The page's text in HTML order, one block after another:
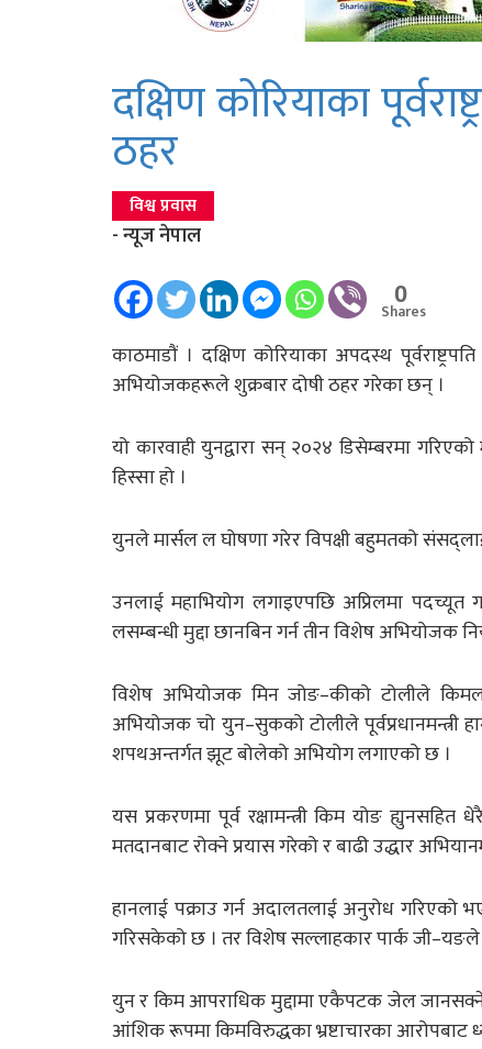
दक्षिण कोरियाका
ठहर
विश्व प्रवास
- न्यूज नेपाल
0
Shares
काठमाडौं । दक्षिण कोरियाका अपदस्थ
अभियोजकहरूले शुक्रबार दोषी ठहर गरेका छन् ।
यो कारवाही युनद्वारा सन् २०२४ डिसेम्बरमा
हिस्सा हो ।
युनले मार्सल ल घोषणा गरेर विपक्षी बहुमतको
उनलाई महाभियोग लगाइएपछि अप्रिलमा पदच्यूत
लसम्बन्धी मुद्दा छानबिन गर्न तीन विशेष अभियोजक
विशेष अभियोजक मिन जोङ–कीको टोलीले
अभियोजक चो युन–सुकको टोलीले पूर्वप्रधानमन्त्री
शपथअन्तर्गत झूट बोलेको अभियोग लगाएको छ ।
यस प्रकरणमा पूर्व रक्षामन्त्री किम योङ
मतदानबाट रोक्ने प्रयास गरेको र बाढी उद्धार
हानलाई पक्राउ गर्न अदालतलाई अनुरोध गरिएको
गरिसकेको छ । तर विशेष सल्लाहकार पार्क
युन र किम आपराधिक मुद्दामा एकैपटक जेल जानसक्ने
आंशिक रूपमा किमविरुद्धका भ्रष्टाचारका आरोपबाट